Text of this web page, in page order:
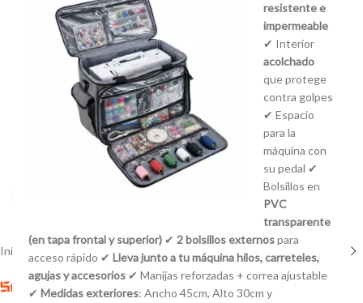
resistente e
impermeable
✔ Interior
acolchado
que protege
contra golpes
✔ Espacio
para la
máquina con
su pedal ✔
Bolsillos en
PVC
transparente
(en tapa frontal y superior) ✔ 2 bolsillos externospara
acceso rápido ✔ Lleva junto a tu máquina hilos, carreteles,
agujas y accesorios ✔ Manijas reforzadas + correa ajustable
✔ Medidas exteriores: Ancho 45cm, Alto 30cm y
Inicio Bordadoras Familiares Industriales